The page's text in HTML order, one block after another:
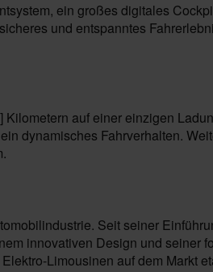
ein großes digitales
und entspanntes
auf einer einzigen
dynamisches Fahrverhalten.
Seit seiner
innovativen Design und seiner
Limousinen auf dem Markt